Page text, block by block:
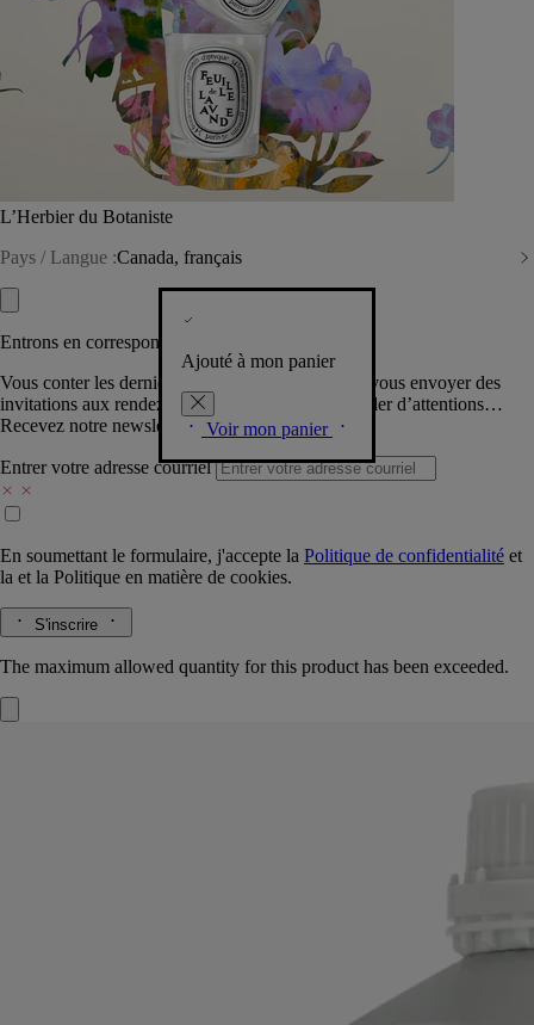
L’Herbier du Botaniste
Pays / Langue :Canada, français
Ajouté à mon panier
Voir mon panier
Entrons en correspondance​
Vous conter les dernières créations de la Maison, vous envoyer des
invitations aux rendez-vous Diptyque, vous combler d’attentions…
Recevez notre newsletter.
Entrer votre adresse courriel
En soumettant le formulaire, j'accepte la Politique de confidentialité et
la et la Politique en matière de cookies.
S'inscrire
The maximum allowed quantity for this product has been exceeded.
Bois précieux, baumes, épices. Le concentré parfumé Ambre dévoile